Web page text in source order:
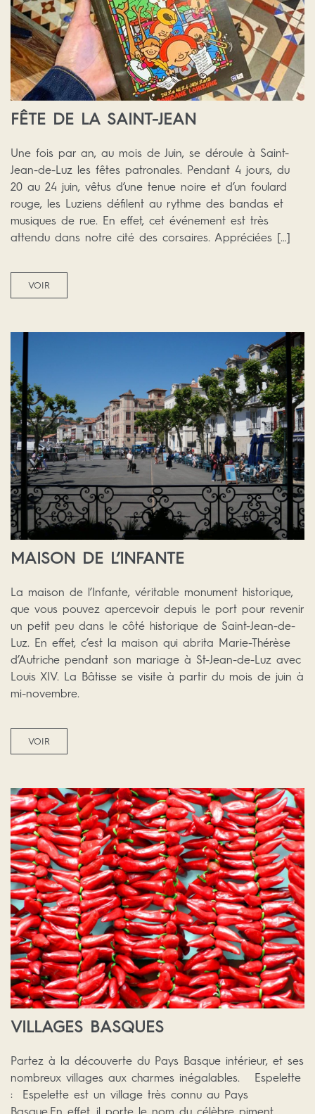
FÊTE DE LA SAINT-JEAN
Une fois par an, au mois de Juin, se déroule à Saint-
Jean-de-Luz les fêtes patronales. Pendant 4 jours, du
20 au 24 juin, vêtus d’une tenue noire et d’un foulard
rouge, les Luziens défilent au rythme des bandas et
musiques de rue. En effet, cet événement est très
attendu dans notre cité des corsaires. Appréciées […]
VOIR
MAISON DE L’INFANTE
La maison de l’Infante, véritable monument historique,
que vous pouvez apercevoir depuis le port pour revenir
un petit peu dans le côté historique de Saint-Jean-de-
Luz. En effet, c’est la maison qui abrita Marie-Thérèse
d’Autriche pendant son mariage à St-Jean-de-Luz avec
Louis XIV. La Bâtisse se visite à partir du mois de juin à
mi-novembre.
VOIR
VILLAGES BASQUES
Partez à la découverte du Pays Basque intérieur, et ses
nombreux villages aux charmes inégalables. Espelette
: Espelette est un village très connu au Pays